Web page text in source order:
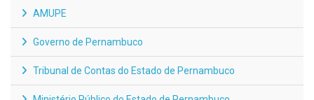
AMUPE
Governo de Pernambuco
Tribunal de Contas do Estado de Pernambuco